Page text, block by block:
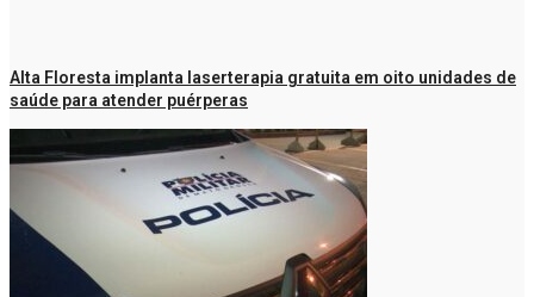
Alta Floresta implanta laserterapia gratuita em oito unidades de
saúde para atender puérperas